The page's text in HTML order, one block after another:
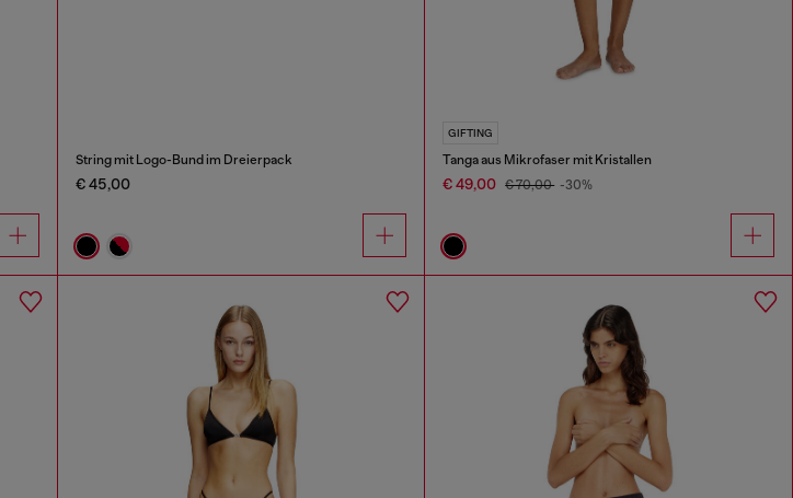
String mit Logo-Bund im Dreierpack
€ 45,00
GIFTING
Tanga aus Mikrofaser mit Kristallen
€ 49,00 € 70,00 -30%